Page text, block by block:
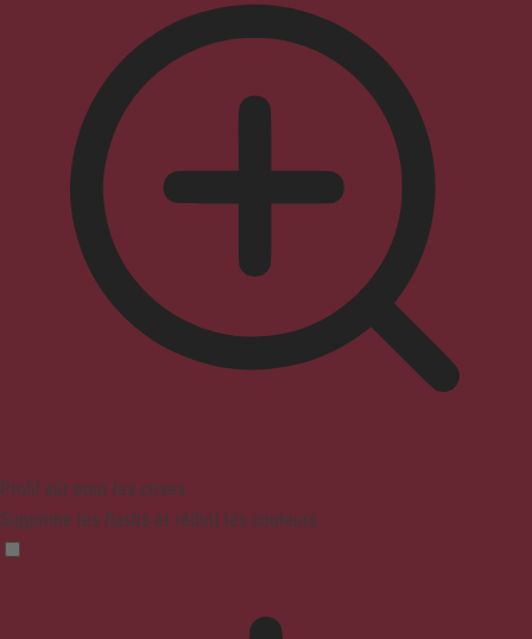
Profil sûr pour les crises
Supprime les flashs et réduit les couleurs